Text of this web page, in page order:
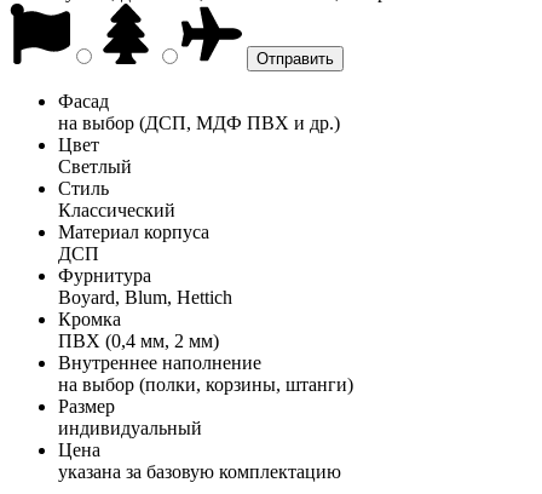
Фасад
на выбор (ДСП, МДФ ПВХ и др.)
Цвет
Светлый
Стиль
Классический
Материал корпуса
ДСП
Фурнитура
Boyard, Blum, Hettich
Кромка
ПВХ (0,4 мм, 2 мм)
Внутреннее наполнение
на выбор (полки, корзины, штанги)
Размер
индивидуальный
Цена
указана за базовую комплектацию